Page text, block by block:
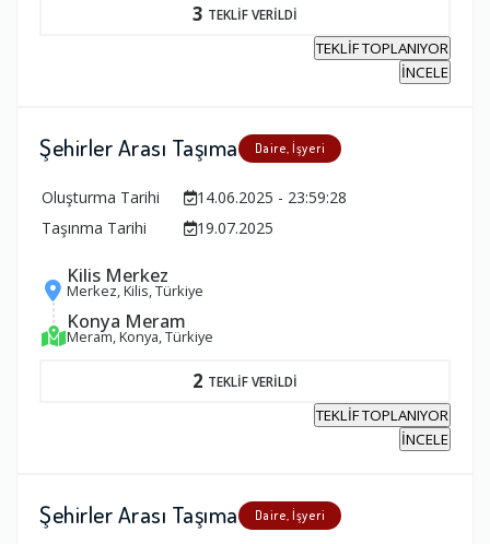
3 TEKLİF VERİLDİ
TEKLİF TOPLANIYOR
İNCELE
Şehirler Arası Taşıma Daire, İşyeri
Oluşturma Tarihi
14.06.2025 - 23:59:28
Taşınma Tarihi
19.07.2025
Kilis Merkez
Merkez, Kilis, Türkiye
Konya Meram
Meram, Konya, Türkiye
2 TEKLİF VERİLDİ
TEKLİF TOPLANIYOR
İNCELE
Şehirler Arası Taşıma Daire, İşyeri